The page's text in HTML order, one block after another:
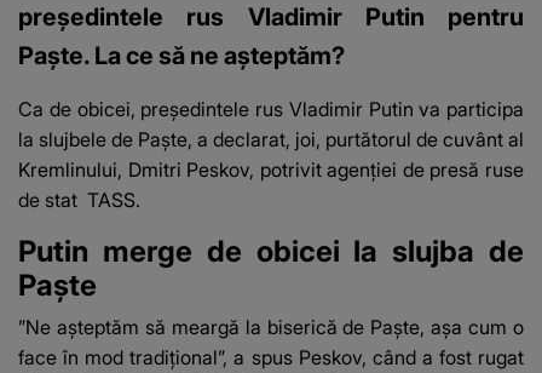
președintele rus Vladimir Putin pentru
Paște. La ce să ne așteptăm?
Ca de obicei, președintele rus Vladimir Putin va participa
la slujbele de Paște, a declarat, joi, purtătorul de cuvânt al
Kremlinului, Dmitri Peskov, potrivit agenției de presă ruse
de stat TASS.
Putin merge de obicei la slujba de
Paște
”Ne așteptăm să meargă la biserică de Paște, așa cum o
face în mod tradițional”, a spus Peskov, când a fost rugat